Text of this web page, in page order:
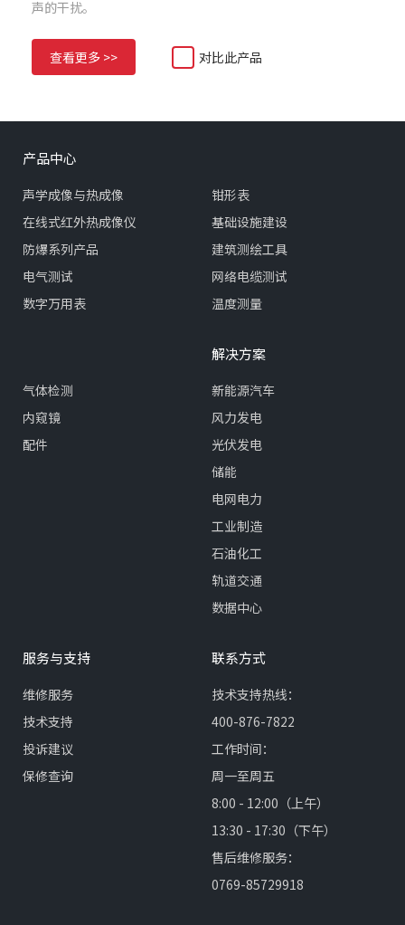
声的干扰。
查看更多 >> 对比此产品
产品中心
声学成像与热成像
在线式红外热成像仪
防爆系列产品
电气测试
数字万用表
钳形表
基础设施建设
建筑测绘工具
网络电缆测试
温度测量
气体检测
内窥镜
配件
解决方案
新能源汽车
风力发电
光伏发电
储能
电网电力
工业制造
石油化工
轨道交通
数据中心
服务与支持
维修服务
技术支持
投诉建议
保修查询
联系方式
技术支持热线：
400-876-7822
工作时间：
周一至周五
8:00 - 12:00（上午）
13:30 - 17:30（下午）
售后维修服务：
0769-85729918